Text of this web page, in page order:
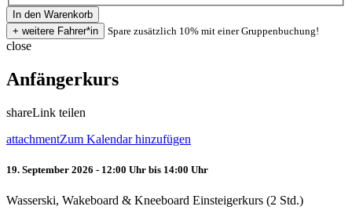
Spare zusätzlich 10% mit einer Gruppenbuchung!
close
Anfängerkurs
shareLink teilen
attachmentZum Kalendar hinzufügen
19. September 2026 - 12:00 Uhr bis 14:00 Uhr
Wasserski, Wakeboard & Kneeboard Einsteigerkurs (2 Std.)